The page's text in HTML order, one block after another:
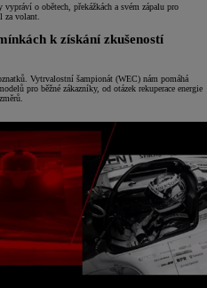
o obětech, překážkách a svém zápalu pro
za volant.
k získání zkušeností
Vytrvalostní šampionát (WEC) nám pomáhá
pro běžné zákazníky, od otázek rekuperace energie